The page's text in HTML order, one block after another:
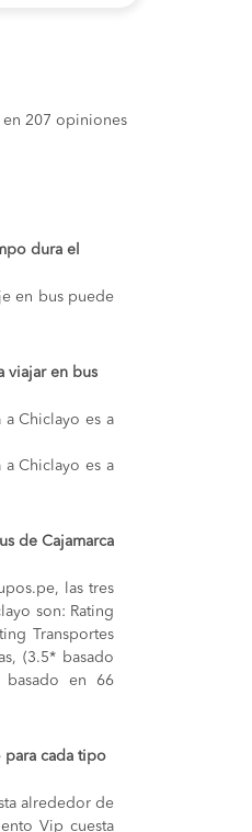
207 opiniones
dura el
en bus puede
viajar en bus
a Chiclayo es a
a Chiclayo es a
de Cajamarca
las tres
son: Rating
Transportes
(3.5* basado
basado en 66
para cada tipo
alrededor de
Vip cuesta